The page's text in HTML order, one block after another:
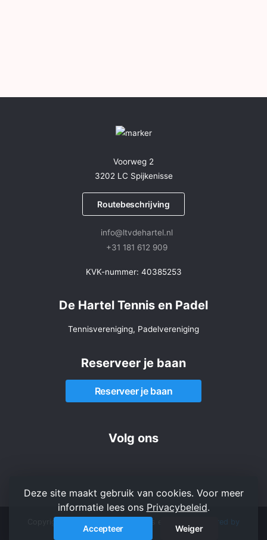
Voorweg 2
3202 LC Spijkenisse
Routebeschrijving
info@ltvdehartel.nl
+31 181 612 909
KVK-nummer: 40385253
De Hartel Tennis en Padel
Tennisvereniging, Padelvereniging
Reserveer je baan
Reserveer je baan
Volg ons
Powered by
Deze site maakt gebruik van cookies. Voor meer
informatie lees ons Privacybeleid.
Accepteer Weiger